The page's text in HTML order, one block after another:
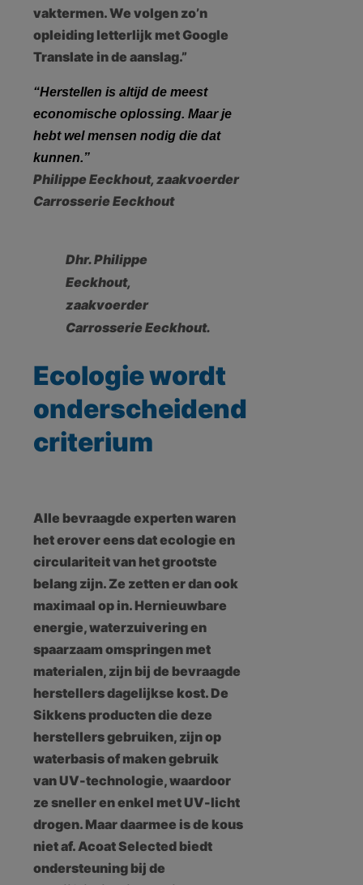
vaktermen. We volgen zo’n
opleiding letterlijk met Google
Translate in de aanslag.”
“Herstellen is altijd de meest
economische oplossing. Maar je
hebt wel mensen nodig die dat
kunnen.”
Philippe Eeckhout, zaakvoerder
Carrosserie Eeckhout
Dhr. Philippe
Eeckhout,
zaakvoerder
Carrosserie Eeckhout.
Ecologie wordt
onderscheidend
criterium
Alle bevraagde experten waren
het erover eens dat ecologie en
circulariteit van het grootste
belang zijn. Ze zetten er dan ook
maximaal op in. Hernieuwbare
energie, waterzuivering en
spaarzaam omspringen met
materialen, zijn bij de bevraagde
herstellers dagelijkse kost. De
Sikkens producten die deze
herstellers gebruiken, zijn op
waterbasis of maken gebruik
van UV-technologie, waardoor
ze sneller en enkel met UV-licht
drogen. Maar daarmee is de kous
niet af. Acoat Selected biedt
ondersteuning bij de